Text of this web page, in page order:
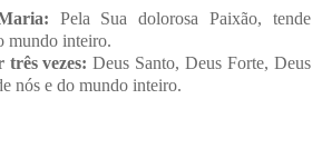
Pela Sua dolorosa Paixão, tende
mundo inteiro.
vezes: Deus Santo, Deus Forte, Deus
nós e do mundo inteiro.